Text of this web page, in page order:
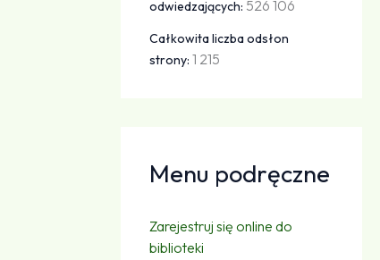
odwiedzających: 526 106
Całkowita liczba odsłon
strony:1 215
Menu podręczne
Zarejestruj się online do
biblioteki